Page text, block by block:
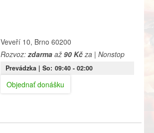
Veveří 10, Brno 60200
Rozvoz: zdarmaaž 90 Kčza | Nonstop
Prevádzka | So: 09:40- 02:00
Objednať donášku